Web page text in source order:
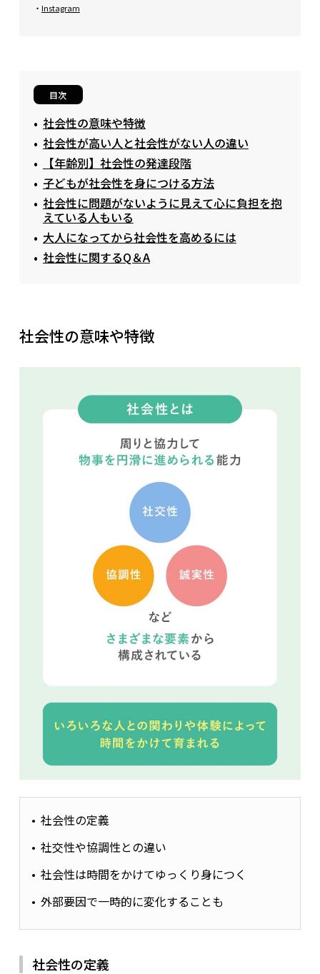
・ Instagram
目次
社会性の意味や特徴
社会性が高い人と社会性がない人の違い
【年齢別】社会性の発達段階
子どもが社会性を身につける方法
社会性に問題がないように見えて心に負担を抱
えている人もいる
大人になってから社会性を高めるには
社会性に関するQ＆A
社会性の意味や特徴
社会性の定義
社交性や協調性との違い
社会性は時間をかけてゆっくり身につく
外部要因で一時的に変化することも
社会性の定義